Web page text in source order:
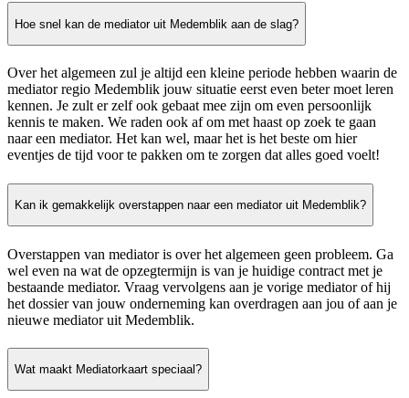
Hoe snel kan de mediator uit Medemblik aan de slag?
Over het algemeen zul je altijd een kleine periode hebben waarin de
mediator regio Medemblik jouw situatie eerst even beter moet leren
kennen. Je zult er zelf ook gebaat mee zijn om even persoonlijk
kennis te maken. We raden ook af om met haast op zoek te gaan
naar een mediator. Het kan wel, maar het is het beste om hier
eventjes de tijd voor te pakken om te zorgen dat alles goed voelt!
Kan ik gemakkelijk overstappen naar een mediator uit Medemblik?
Overstappen van mediator is over het algemeen geen probleem. Ga
wel even na wat de opzegtermijn is van je huidige contract met je
bestaande mediator. Vraag vervolgens aan je vorige mediator of hij
het dossier van jouw onderneming kan overdragen aan jou of aan je
nieuwe mediator uit Medemblik.
Wat maakt Mediatorkaart speciaal?